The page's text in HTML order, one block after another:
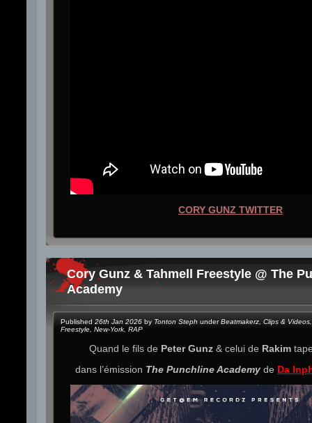
CORY GUNZ TWITTER
Cory Gunz & Tahmell Freestyle @ The
Academy
Published 26th Jan 2026 by Tonton Steph underBeatmakerz Clips & Videos
Freestyle New-York RAP
Quand le fils de Peter Gunz& celui de Rakim
dans l’émission The Punchline Academy de Da